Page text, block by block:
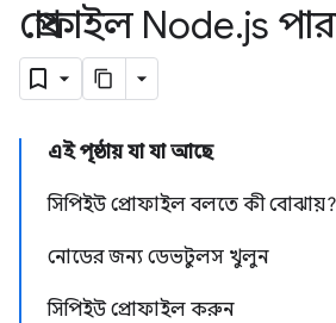
প্রোফাইল Node.js
এই পৃষ্ঠায় যা যা আছে
সিপিইউ প্রোফাইল বলতে কী বোঝায়?
নোডের জন্য ডেভটুলস খুলুন
সিপিইউ প্রোফাইল করুন